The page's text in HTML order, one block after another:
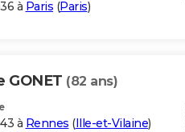
à Paris (Paris)
GONET (82 ans)
à Rennes (Ille-et-Vilaine)